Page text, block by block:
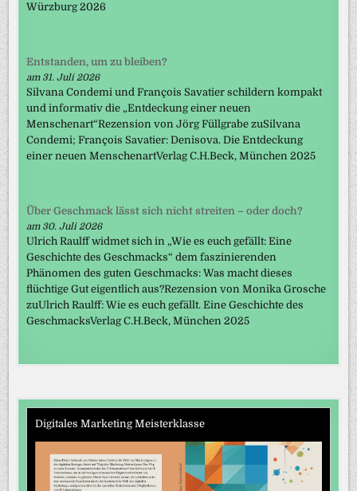
Würzburg 2026
Entstanden, um zu bleiben?
am 31. Juli 2026
Silvana Condemi und François Savatier schildern kompakt
und informativ die „Entdeckung einer neuen
Menschenart“Rezension von Jörg Füllgrabe zuSilvana
Condemi; François Savatier: Denisova. Die Entdeckung
einer neuen MenschenartVerlag C.H.Beck, München 2025
Über Geschmack lässt sich nicht streiten – oder doch?
am 30. Juli 2026
Ulrich Raulff widmet sich in „Wie es euch gefällt: Eine
Geschichte des Geschmacks“ dem faszinierenden
Phänomen des guten Geschmacks: Was macht dieses
flüchtige Gut eigentlich aus?Rezension von Monika Grosche
zuUlrich Raulff: Wie es euch gefällt. Eine Geschichte des
GeschmacksVerlag C.H.Beck, München 2025
Digitales Marketing Meisterklasse